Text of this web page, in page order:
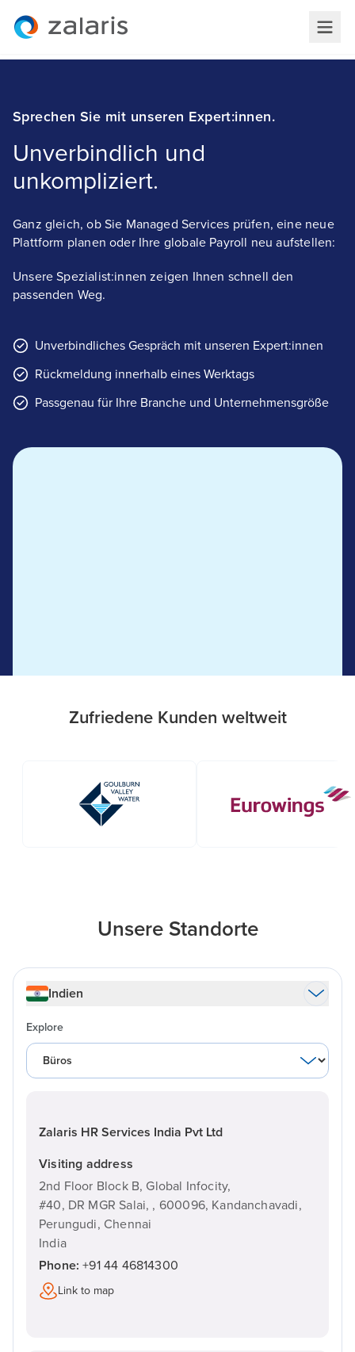
Sprechen Sie mit unseren Expert:innen.
Unverbindlich und
unkompliziert.
Ganz gleich, ob Sie Managed Services prüfen, eine neue
Plattform planen oder Ihre globale Payroll neu aufstellen:
Unsere Spezialist:innen zeigen Ihnen schnell den
passenden Weg.
Unverbindliches Gespräch mit unseren Expert:innen
Rückmeldung innerhalb eines Werktags
Passgenau für Ihre Branche und Unternehmensgröße
Zufriedene Kunden weltweit
Unsere Standorte
Indien
Explore
Zalaris HR Services India Pvt Ltd
Visiting address
2nd Floor Block B, Global Infocity,
#40, DR MGR Salai, , 600096, Kandanchavadi,
Perungudi, Chennai
India
Phone: +91 44 46814300
Link to map